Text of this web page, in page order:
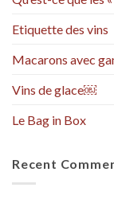
Etiquette des vins
Macarons avec
Vins de glace￼
Le Bag in Box
Recent